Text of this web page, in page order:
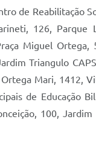
de Reabilitação
126, Parque
Miguel Ortega,
Triangulo
Mari, 1412,
de Educação
100,